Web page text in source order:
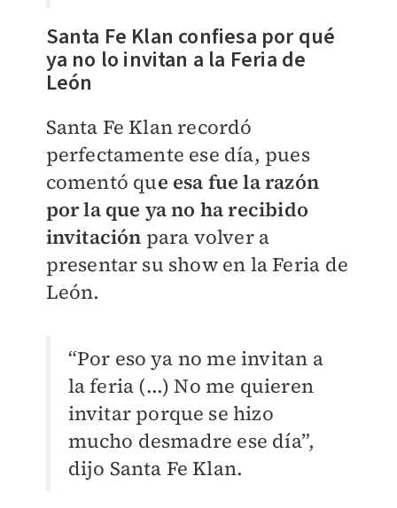
Santa Fe Klan confiesa por qué
ya no lo invitan a la Feria de
León
Santa Fe Klan recordó
perfectamente ese día, pues
comentó que esa fue la razón
por la que ya no ha recibido
invitación para volver a
presentar su show en la Feria de
León.
“Por eso ya no me invitan a
la feria (...) No me quieren
invitar porque se hizo
mucho desmadre ese día”,
dijo Santa Fe Klan.